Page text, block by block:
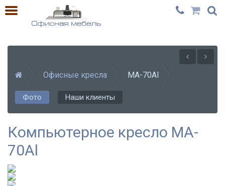
Офисные кресла MA-70Al
Фото Наши клиенты
Компьютерное кресло MA-
70Al